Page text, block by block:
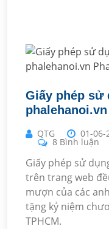
Giấy phép sử
QTG 01-06-
8 Bình luận
Giấy phép sử
trên trang web
mượn của các
tặng kỷ niệm
TPHCM.